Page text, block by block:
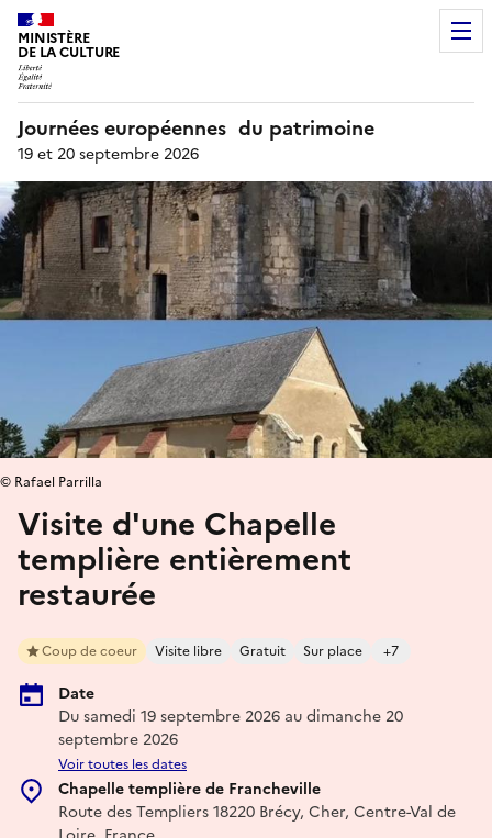
MINISTÈRE
DE LA CULTURE
Journées européennes du patrimoine
19 et 20 septembre 2026
Visite d'une Chapelle
templière entièrement
restaurée
Coup de coeur Visite libre Gratuit Sur place +7
Date
Du samedi 19 septembre 2026 au dimanche 20
septembre 2026
Voir toutes les dates
Chapelle templière de Francheville
Route des Templiers 18220 Brécy, Cher, Centre-Val de
© Rafael Parrilla